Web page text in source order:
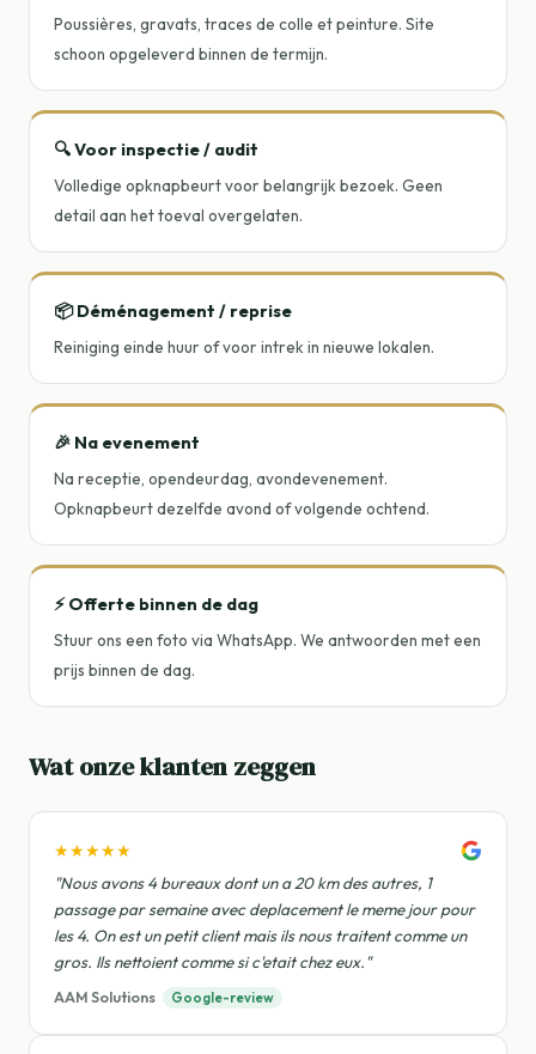
Poussières, gravats, traces de colle et peinture. Site
schoon opgeleverd binnen de termijn.
🔍 Voor inspectie / audit
Volledige opknapbeurt voor belangrijk bezoek. Geen
detail aan het toeval overgelaten.
📦 Déménagement / reprise
Reiniging einde huur of voor intrek in nieuwe lokalen.
🎉 Na evenement
Na receptie, opendeurdag, avondevenement.
Opknapbeurt dezelfde avond of volgende ochtend.
⚡ Offerte binnen de dag
Stuur ons een foto via WhatsApp. We antwoorden met een
prijs binnen de dag.
Wat onze klanten zeggen
★★★★★
"Nous avons 4 bureaux dont un a 20 km des autres, 1
passage par semaine avec deplacement le meme jour pour
les 4. On est un petit client mais ils nous traitent comme un
gros. Ils nettoient comme si c'etait chez eux."
AAM Solutions Google-review